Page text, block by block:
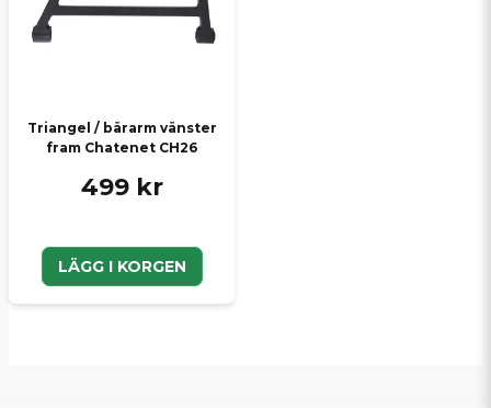
Triangel / bärarm vänster
fram Chatenet CH26
499 kr
LÄGG I KORGEN